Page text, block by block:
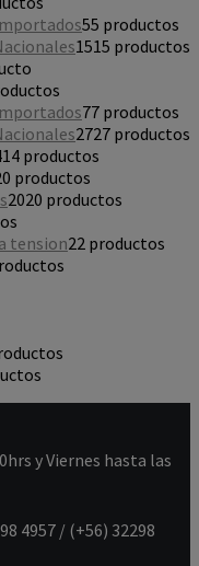
55 productos
1515 productos
77 productos
2727 productos
14 productos
productos
2020 productos
tension22 productos
y Viernes hasta las
4957 / (+56) 32298